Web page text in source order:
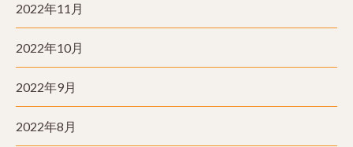
2022年11月
2022年10月
2022年9月
2022年8月